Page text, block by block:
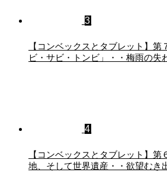
3
【コンベックスとタブレット】第
ビ・サビ・トンビ」・・梅雨の失
4
【コンベックスとタブレット】
地、そして世界遺産・・欲望むき